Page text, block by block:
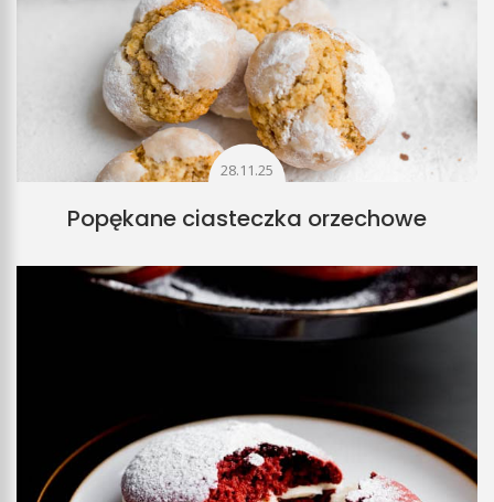
28.11.25
Popękane ciasteczka orzechowe